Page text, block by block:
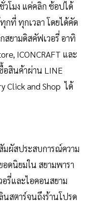
วโมง แค่คลิก ช้อปได้
ที่ ทุกเวลา โดยได้คัด
สยามดิสคัฟเวอรี่ อาทิ
ICONCRAFT และ
อสินค้าผ่าน LINE
Click and Shop ได้
มผัสประสบการณ์ความ
อดนิยมใน สยามพารา
รี่และไอคอนสยาม
สตาร์จนถึงร้านโปรด